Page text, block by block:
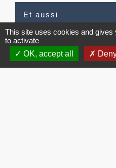
Et aussi
Séjour en France de la
européen
Étranger - Europe
This site uses cookies and
to activate
OK, accept all